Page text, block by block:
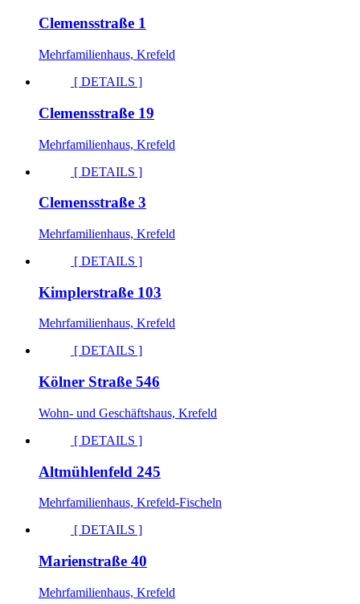
Clemensstraße 1
Mehrfamilienhaus, Krefeld
[ DETAILS ]
Clemensstraße 19
Mehrfamilienhaus, Krefeld
[ DETAILS ]
Clemensstraße 3
Mehrfamilienhaus, Krefeld
[ DETAILS ]
Kimplerstraße 103
Mehrfamilienhaus, Krefeld
[ DETAILS ]
Kölner Straße 546
Wohn- und Geschäftshaus, Krefeld
[ DETAILS ]
Altmühlenfeld 245
Mehrfamilienhaus, Krefeld-Fischeln
[ DETAILS ]
Marienstraße 40
Mehrfamilienhaus, Krefeld